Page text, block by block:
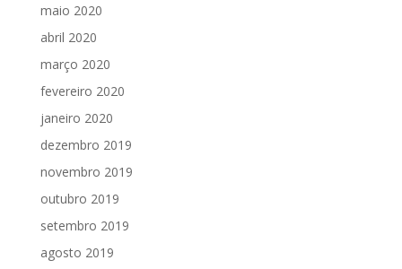
maio 2020
abril 2020
março 2020
fevereiro 2020
janeiro 2020
dezembro 2019
novembro 2019
outubro 2019
setembro 2019
agosto 2019